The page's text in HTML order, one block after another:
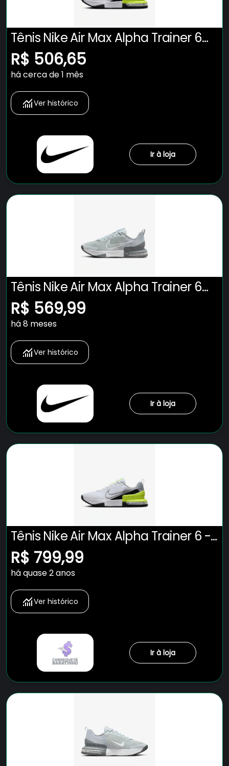
Tênis Nike Air Max Alpha Trainer 6
Masculino
R$ 506,65
há cerca de 1 mês
Ver histórico
Ir à loja
Tênis Nike Air Max Alpha Trainer 6
Masculino
R$ 569,99
há 8 meses
Ver histórico
Ir à loja
Tênis Nike Air Max Alpha Trainer 6 -
Masculino
R$ 799,99
há quase 2 anos
Ver histórico
Ir à loja